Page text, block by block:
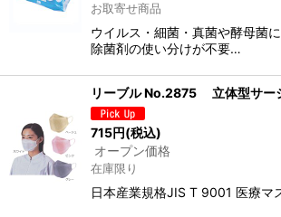
お取寄せ商品
ウイルス・細菌・真菌や酵母菌
除菌剤の使い分けが不要…
リーブル No.2875 立体型サー
715円(税込)
オープン価格
在庫限り
日本産業規格JIS T 9001 医療マ